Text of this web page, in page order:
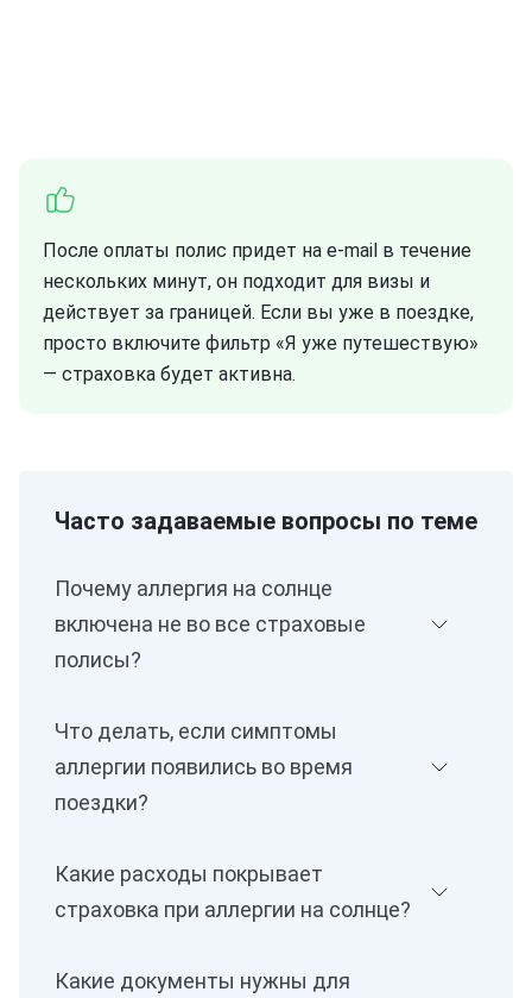
После оплаты полис придет на e-mail в течение
нескольких минут, он подходит для визы и
действует за границей. Если вы уже в поездке,
просто включите фильтр «Я уже путешествую»
— страховка будет активна.
Часто задаваемые вопросы по теме
Почему аллергия на солнце
включена не во все страховые
полисы?
Что делать, если симптомы
аллергии появились во время
поездки?
Какие расходы покрывает
страховка при аллергии на солнце?
Какие документы нужны для